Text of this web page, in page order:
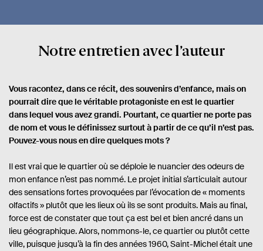
Notre entretien avec l’auteur
Vous racontez, dans ce récit, des souvenirs d’enfance, mais on
pourrait dire que le véritable protagoniste en est le quartier
dans lequel vous avez grandi. Pourtant, ce quartier ne porte pas
de nom et vous le définissez surtout à partir de ce qu’il n’est pas.
Pouvez-vous nous en dire quelques mots ?
Il est vrai que le quartier où se déploie le nuancier des odeurs de
mon enfance n’est pas nommé. Le projet initial s’articulait autour
des sensations fortes provoquées par l’évocation de « moments
olfactifs » plutôt que les lieux où ils se sont produits. Mais au final,
force est de constater que tout ça est bel et bien ancré dans un
lieu géographique. Alors, nommons-le, ce quartier ou plutôt cette
ville, puisque jusqu’à la fin des années 1960, Saint-Michel était une